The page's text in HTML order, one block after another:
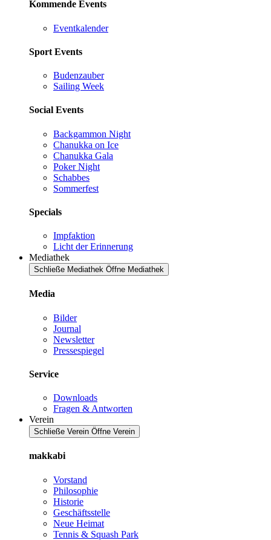
Kommende Events
Eventkalender
Sport Events
Budenzauber
Sailing Week
Social Events
Backgammon Night
Chanukka on Ice
Chanukka Gala
Poker Night
Schabbes
Sommerfest
Specials
Impfaktion
Licht der Erinnerung
Mediathek
Schließe Mediathek Öffne Mediathek
Media
Bilder
Journal
Newsletter
Pressespiegel
Service
Downloads
Fragen & Antworten
Verein
Schließe Verein Öffne Verein
makkabi
Vorstand
Philosophie
Historie
Geschäftsstelle
Neue Heimat
Tennis & Squash Park